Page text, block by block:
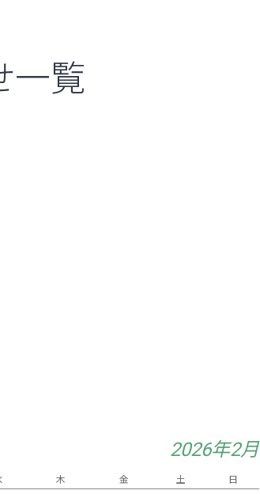
一覧
2026年2月
木 金 土 日